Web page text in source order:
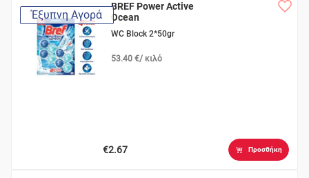
Έξυπνη Αγορά
BREF Power Active
Ocean
WC Block 2*50gr
53.40 €/ κιλό
€2.67 Προσθήκη